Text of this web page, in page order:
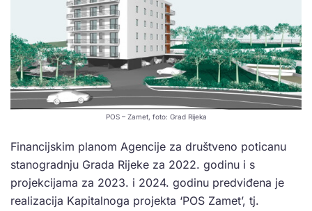
POS – Zamet, foto: Grad Rijeka
Financijskim planom Agencije za društveno poticanu
stanogradnju Grada Rijeke za 2022. godinu i s
projekcijama za 2023. i 2024. godinu predviđena je
realizacija Kapitalnoga projekta ‘POS Zamet’, tj.